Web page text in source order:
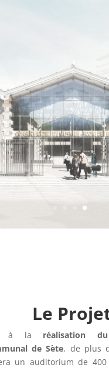
Le
à la réalisation
de Sète, de plus
un auditorium de